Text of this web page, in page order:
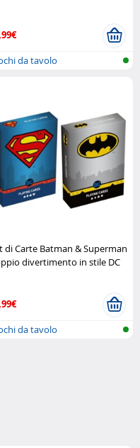
da tavolo
di Carte Batman & Superman
divertimento in stile DC
da tavolo